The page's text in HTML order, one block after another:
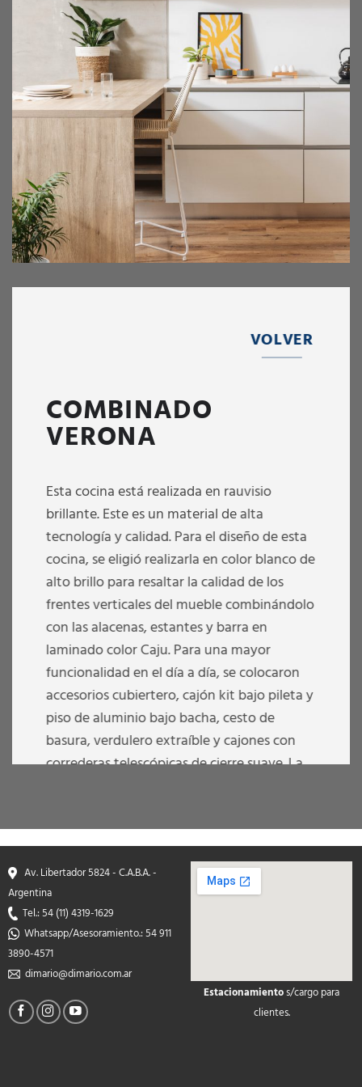
VOLVER
COMBINADO
VERONA
Esta cocina está realizada en rauvisio
brillante. Este es un material de alta
tecnología y calidad. Para el diseño de esta
cocina, se eligió realizarla en color blanco de
alto brillo para resaltar la calidad de los
frentes verticales del mueble combinándolo
con las alacenas, estantes y barra en
laminado color Caju. Para una mayor
funcionalidad en el día a día, se colocaron
accesorios cubiertero, cajón kit bajo pileta y
piso de aluminio bajo bacha, cesto de
basura, verdulero extraíble y cajones con
correderas telescópicas de cierre suave. La
esta cocina puede realizarse en distintas
medidas, materiales y colores a elección
QUIERO SABER MÁS
Av. Libertador 5824 - C.A.B.A. -
Argentina
Tel.: 54 (11) 4319-1629
Whatsapp/Asesoramiento.: 54 911
3890-4571
dimario@dimario.com.ar
soap2day
google maps on your
Estacionamientos/cargo para
clientes.